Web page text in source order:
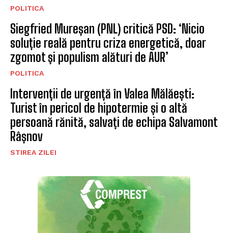
POLITICA
Siegfried Mureșan (PNL) critică PSD: ‘Nicio
soluție reală pentru criza energetică, doar
zgomot și populism alături de AUR’
POLITICA
Intervenții de urgență în Valea Mălăești:
Turist în pericol de hipotermie și o altă
persoană rănită, salvați de echipa Salvamont
Râșnov
STIREA ZILEI